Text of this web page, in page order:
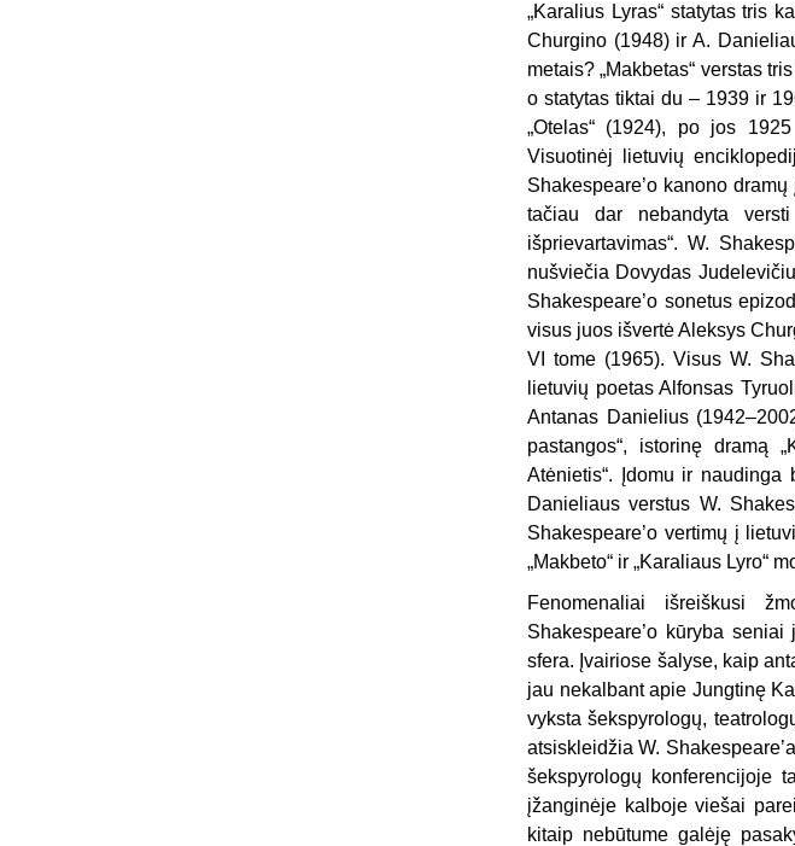
„Karalius Lyras“ statytas tris
Churgino (1948) ir A.
metais? „Makbetas“ verstas
o statytas tiktai du – 1939 ir
„Otelas“ (1924), po jos
Visuotinėj lietuvių
Shakespeare’o kanono
tačiau dar nebandyta
išprievartavimas“. W.
nušviečia Dovydas
Shakespeare’o sonetus
visus juos išvertė Aleksys
VI tome (1965). Visus W.
lietuvių poetas Alfonsas
Antanas Danielius
pastangos“, istorinę dramą
Atėnietis“. Įdomu ir
Danieliaus verstus W.
Shakespeare’o vertimų į
„Makbeto“ ir „Karaliaus Lyro“
Fenomenaliai išreiškusi
Shakespeare’o kūryba
sfera. Įvairiose šalyse, kaip
jau nekalbant apie Jungtinę
vyksta šekspyrologų,
atsiskleidžia W.
šekspyrologų konferencijoje
įžanginėje kalboje viešai
kitaip nebūtume galėję